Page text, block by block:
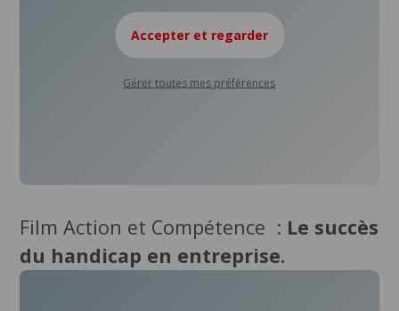
Accepter et regarder
Gérer toutes mes préférences
Film Action et Compétence : Le succès
du handicap en entreprise.